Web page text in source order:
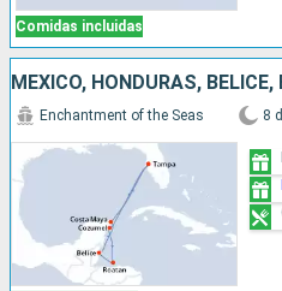
Comidas incluidas
Enchantment of the Seas 8 d